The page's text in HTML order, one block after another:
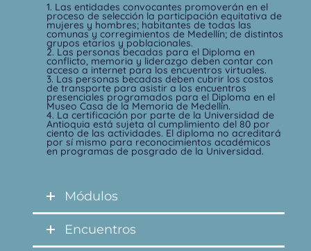
1. Las entidades convocantes promoverán en el
proceso de selección la participación equitativa de
mujeres y hombres; habitantes de todas las
comunas y corregimientos de Medellín; de distintos
grupos etarios y poblacionales.
2. Las personas becadas para el Diploma en
conflicto, memoria y liderazgo deben contar con
acceso a internet para los encuentros virtuales.
3. Las personas becadas deben cubrir los costos
de transporte para asistir a los encuentros
presenciales programados para el Diploma en el
Museo Casa de la Memoria de Medellín.
4. La certificación por parte de la Universidad de
Antioquia está sujeta al cumplimiento del 80 por
ciento de las actividades. El diploma no acreditará
por sí mismo para reconocimientos académicos
en programas de posgrado de la Universidad.
Módulos
Encuentros